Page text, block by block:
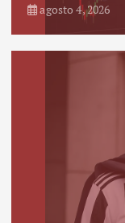
agosto 4, 2026